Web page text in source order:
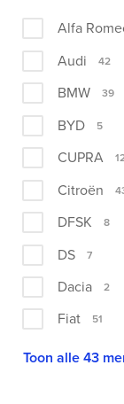
Alfa
Audi 42
BMW 39
BYD 5
CUPRA
Citroën
DFSK 8
DS 7
Dacia 2
Fiat 51
Toon alle 43